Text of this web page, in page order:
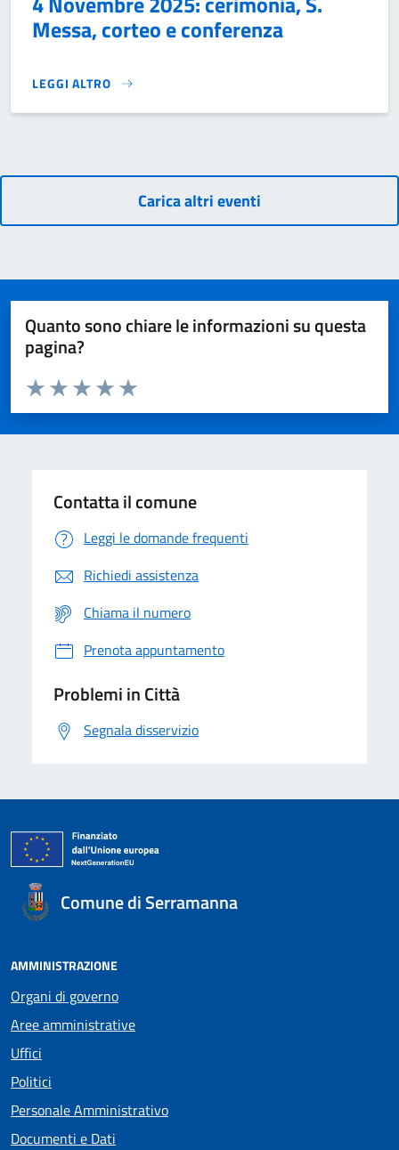
Messa, corteo e conferenza
LEGGI ALTRO
4 NOVEMBRE 2025: CERIMONIA, S. MESSA, CORTEO E
Carica altri eventi
Quanto sono chiare le informazioni su questa
pagina?
Domanda
Valuta da 1 a 5 stelle la pagina
Valuta 5 stelle su 5
Valuta 4 stelle su 5
Valuta 3 stelle su 5
Valuta 2 stelle su 5
Valuta 1 stelle su 5
Contatta il comune
Leggi le domande frequenti
Richiedi assistenza
Chiama il numero
Prenota appuntamento
Problemi in Città
Segnala disservizio
Comune di Serramanna
AMMINISTRAZIONE
Organi di governo
Aree amministrative
Uffici
Politici
Personale Amministrativo
Documenti e Dati